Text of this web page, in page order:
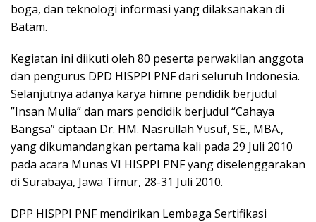
boga, dan teknologi informasi yang dilaksanakan di
Batam.
Kegiatan ini diikuti oleh 80 peserta perwakilan anggota
dan pengurus DPD HISPPI PNF dari seluruh Indonesia.
Selanjutnya adanya karya himne pendidik berjudul
”Insan Mulia” dan mars pendidik berjudul “Cahaya
Bangsa” ciptaan Dr. HM. Nasrullah Yusuf, SE., MBA.,
yang dikumandangkan pertama kali pada 29 Juli 2010
pada acara Munas VI HISPPI PNF yang diselenggarakan
di Surabaya, Jawa Timur, 28-31 Juli 2010.
DPP HISPPI PNF mendirikan Lembaga Sertifikasi